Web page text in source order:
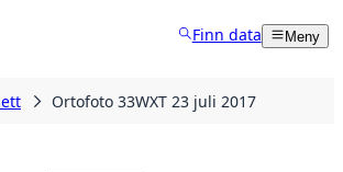
Finn data Meny
Ortofoto 33WXT 23 juli 2017